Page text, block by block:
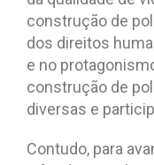
construção de
dos direitos
e no
construção de
diversas e
Contudo, para